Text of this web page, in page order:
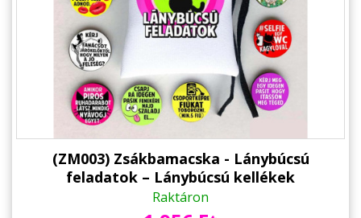
(ZM003) Zsákbamacska - Lánybúcsú
feladatok – Lánybúcsú kellékek
Raktáron